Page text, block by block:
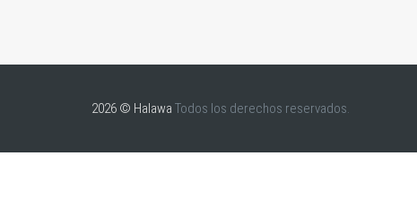
2026 © Halawa Todos los derechos reservados.